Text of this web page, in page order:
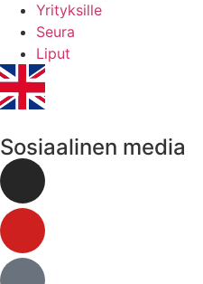
Yrityksille
Seura
Liput
Sosiaalinen media